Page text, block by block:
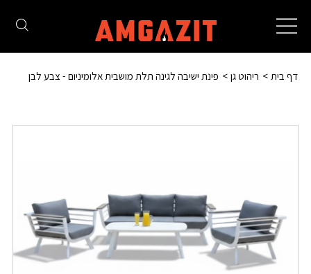
Toggle
navigation
דף בית ריהוט גן פינת ישיבה לגינה תלת מושבית אלומיניום - צבע לבן